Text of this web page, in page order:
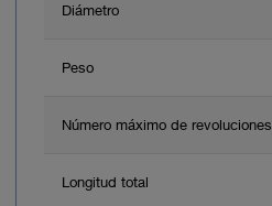
Diámetro
Peso
Número máximo de revoluciones
Longitud total